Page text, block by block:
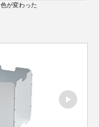
が変わった